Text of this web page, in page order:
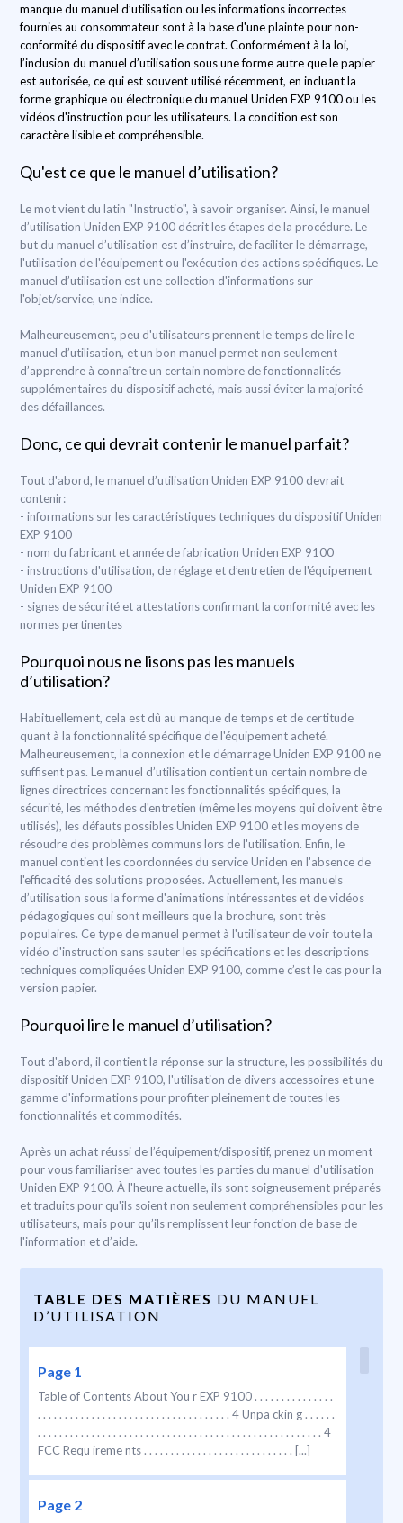
manque du manuel d’utilisation ou les informations incorrectes
fournies au consommateur sont à la base d'une plainte pour non-
conformité du dispositif avec le contrat. Conformément à la loi,
l’inclusion du manuel d’utilisation sous une forme autre que le papier
est autorisée, ce qui est souvent utilisé récemment, en incluant la
forme graphique ou électronique du manuel Uniden EXP 9100 ou les
vidéos d'instruction pour les utilisateurs. La condition est son
caractère lisible et compréhensible.
Qu'est ce que le manuel d’utilisation?
Le mot vient du latin "Instructio", à savoir organiser. Ainsi, le manuel
d’utilisation Uniden EXP 9100 décrit les étapes de la procédure. Le
but du manuel d’utilisation est d’instruire, de faciliter le démarrage,
l'utilisation de l'équipement ou l'exécution des actions spécifiques. Le
manuel d’utilisation est une collection d'informations sur
l'objet/service, une indice.
Malheureusement, peu d'utilisateurs prennent le temps de lire le
manuel d’utilisation, et un bon manuel permet non seulement
d’apprendre à connaître un certain nombre de fonctionnalités
supplémentaires du dispositif acheté, mais aussi éviter la majorité
des défaillances.
Donc, ce qui devrait contenir le manuel parfait?
Tout d'abord, le manuel d’utilisation Uniden EXP 9100 devrait
contenir:
- informations sur les caractéristiques techniques du dispositif Uniden
EXP 9100
- nom du fabricant et année de fabrication Uniden EXP 9100
- instructions d'utilisation, de réglage et d’entretien de l'équipement
Uniden EXP 9100
- signes de sécurité et attestations confirmant la conformité avec les
normes pertinentes
Pourquoi nous ne lisons pas les manuels
d’utilisation?
Habituellement, cela est dû au manque de temps et de certitude
quant à la fonctionnalité spécifique de l'équipement acheté.
Malheureusement, la connexion et le démarrage Uniden EXP 9100 ne
suffisent pas. Le manuel d’utilisation contient un certain nombre de
lignes directrices concernant les fonctionnalités spécifiques, la
sécurité, les méthodes d'entretien (même les moyens qui doivent être
utilisés), les défauts possibles Uniden EXP 9100 et les moyens de
résoudre des problèmes communs lors de l'utilisation. Enfin, le
manuel contient les coordonnées du service Uniden en l'absence de
l'efficacité des solutions proposées. Actuellement, les manuels
d’utilisation sous la forme d'animations intéressantes et de vidéos
pédagogiques qui sont meilleurs que la brochure, sont très
populaires. Ce type de manuel permet à l'utilisateur de voir toute la
vidéo d'instruction sans sauter les spécifications et les descriptions
techniques compliquées Uniden EXP 9100, comme c’est le cas pour la
version papier.
Pourquoi lire le manuel d’utilisation?
Tout d'abord, il contient la réponse sur la structure, les possibilités du
dispositif Uniden EXP 9100, l'utilisation de divers accessoires et une
gamme d'informations pour profiter pleinement de toutes les
fonctionnalités et commodités.
Après un achat réussi de l’équipement/dispositif, prenez un moment
pour vous familiariser avec toutes les parties du manuel d'utilisation
Uniden EXP 9100. À l'heure actuelle, ils sont soigneusement préparés
et traduits pour qu'ils soient non seulement compréhensibles pour les
utilisateurs, mais pour qu’ils remplissent leur fonction de base de
l'information et d’aide.
TABLE DES MATIÈRES DU MANUEL
D’UTILISATION
Page 1
Table of Contents About You r EXP 9100 . . . . . . . . . . . . . . .
. . . . . . . . . . . . . . . . . . . . . . . . . . . . . . . . . . . . 4 Unpa ckin g . . . . . .
. . . . . . . . . . . . . . . . . . . . . . . . . . . . . . . . . . . . . . . . . . . . . . . . . . . . . 4
FCC Requ ireme nts . . . . . . . . . . . . . . . . . . . . . . . . . . . . [...]
Page 2